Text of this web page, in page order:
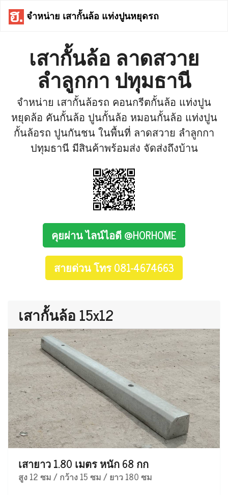
จำหน่าย เสากั้นล้อ แท่งปูนหยุดรถ
เสากั้นล้อ ลาดสวาย
ลำลูกกา ปทุมธานี
จำหน่าย เสากั้นล้อรถ คอนกรีตกั้นล้อ แท่งปูน
หยุดล้อ คันกั้นล้อ ปูนกั้นล้อ หมอนกั้นล้อ แท่งปูน
กั้นล้อรถ ปูนกันชน ในพื้นที่ ลาดสวาย ลำลูกกา
ปทุมธานี มีสินค้าพร้อมส่ง จัดส่งถึงบ้าน
คุยผ่าน ไลน์ไอดี @HORHOME
สายด่วน โทร 081-4674663
เสากั้นล้อ 15x12
เสายาว 1.80 เมตร หนัก 68 กก
สูง 12 ซม / กว้าง 15 ซม / ยาว 180 ซม